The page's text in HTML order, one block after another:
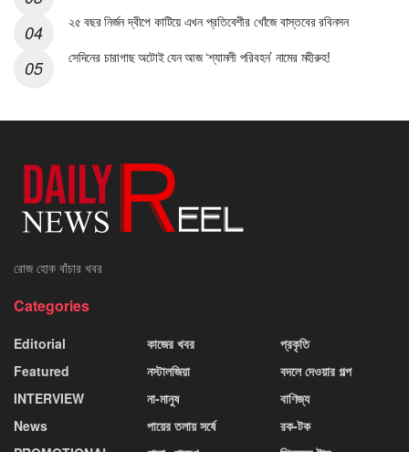
২৫ বছর নির্জন দ্বীপে কাটিয়ে এখন প্রতিবেশীর খোঁজে বাস্তবের রবিনসন
সেদিনের চারাগাছ অটোই যেন আজ ‘শ্যামলী পরিবহন’ নামের মহীরুহ!
রোজ হোক বাঁচার খবর
Categories
Editorial
Featured
INTERVIEW
News
কাজের খবর
নস্টালজিয়া
না-মানুষ
পায়ের তলায় সর্ষে
প্রকৃতি
বদলে দেওয়ার গল্প
বাণিজ্য
রক-টক